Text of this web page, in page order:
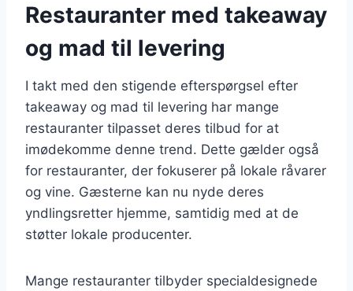
Restauranter med takeaway
og mad til levering
I takt med den stigende efterspørgsel efter
takeaway og mad til levering har mange
restauranter tilpasset deres tilbud for at
imødekomme denne trend. Dette gælder også
for restauranter, der fokuserer på lokale råvarer
og vine. Gæsterne kan nu nyde deres
yndlingsretter hjemme, samtidig med at de
støtter lokale producenter.
Mange restauranter tilbyder specialdesignede